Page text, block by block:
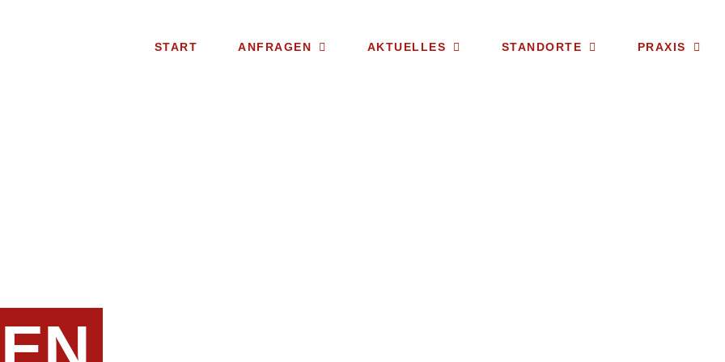
START ANFRAGEN AKTU­ELLES STAND­ORTE PRAXIS